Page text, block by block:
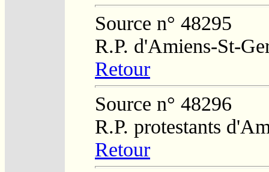
Source n° 48295
R.P. d'Amiens-St-
Retour
Source n° 48296
R.P. protestants
Retour